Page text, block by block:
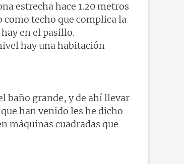
estrecha hace 1.20 metros
techo que complica la
en el pasillo.
hay una habitación
baño grande, y de ahí llevar
han venido les he dicho
máquinas cuadradas que